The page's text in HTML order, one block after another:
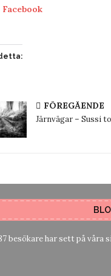
Facebook
FÖREGÅENDE
Järnvägar – Sussi
besökare har sett på våra